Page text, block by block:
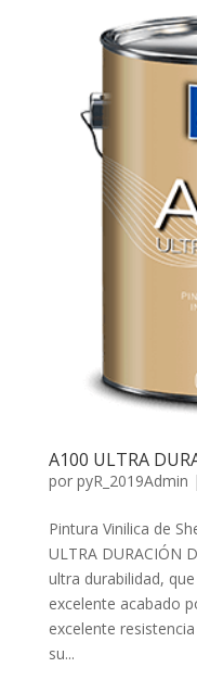
A­100 ULTRA­
por pyR_2019Admin |
Pintura Vinilica de
ULTRA­ DURACIÓN
ultra durabilidad,
excelente acabado
excelente
su...